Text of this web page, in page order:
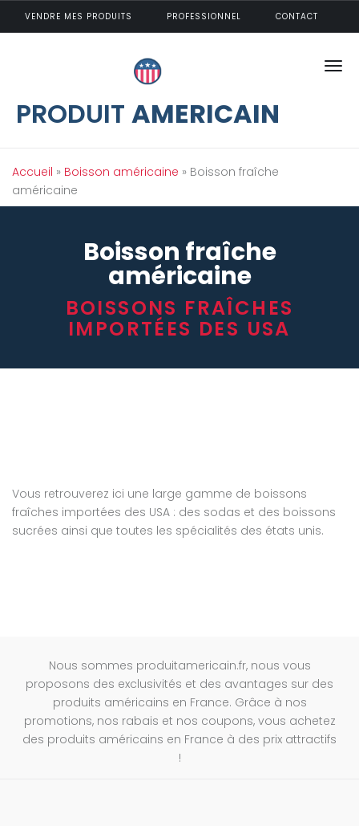
Aller au contenu principal
VENDRE MES PRODUITS PROFESSIONNEL CONTACT
PRODUIT AMERICAIN
Vous êtes ici
Accueil » Boisson américaine » Boisson fraîche
américaine
Boisson fraîche
américaine
BOISSONS FRAÎCHES
IMPORTÉES DES USA
Vous retrouverez ici une large gamme de boissons
fraîches importées des USA : des sodas et des boissons
sucrées ainsi que toutes les spécialités des états unis.
Nous sommes produitamericain.fr, nous vous
proposons des exclusivités et des avantages sur des
produits américains en France. Grâce à nos
promotions, nos rabais et nos coupons, vous achetez
des produits américains en France à des prix attractifs
!